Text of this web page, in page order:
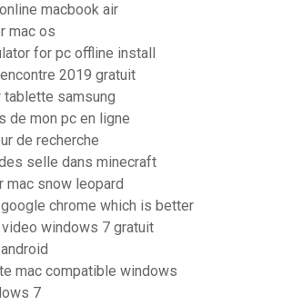
macbook air
mac os
for pc offline install
2019 gratuit
tablette samsung
de mon pc en ligne
de recherche
selle dans minecraft
mac snow leopard
chrome which is better
windows 7 gratuit
mac compatible windows
7